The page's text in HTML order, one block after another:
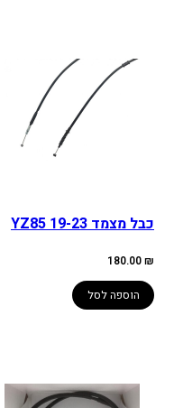
כבל מצמד YZ85 19-23
180.00₪
הוספה לסל